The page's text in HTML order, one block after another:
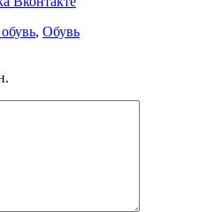
, Обувь